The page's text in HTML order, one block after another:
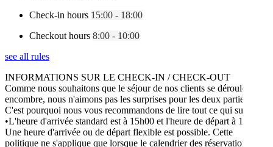
Check-in hours 15:00 - 18:00
Checkout hours 8:00 - 10:00
see all rules
INFORMATIONS SUR LE CHECK-IN / CHECK-OUT
Comme nous souhaitons que le séjour de nos clients se déroule sans
encombre, nous n'aimons pas les surprises pour les deux parties.
C'est pourquoi nous vous recommandons de lire tout ce qui suit.
•L'heure d'arrivée standard est à 15h00 et l'heure de départ à 10h00.
Une heure d'arrivée ou de départ flexible est possible. Cette
politique ne s'applique que lorsque le calendrier des réservations le